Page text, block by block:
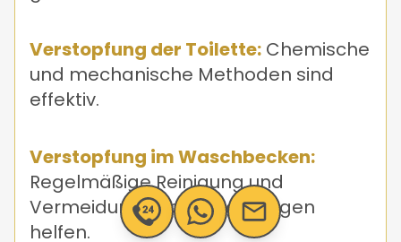
Verstopfung der Toilette: Chemische
und mechanische Methoden sind
effektiv.
Verstopfung im Waschbecken:
Regelmäßige Reinigung und
Vermeidung von Ablagerungen
helfen.